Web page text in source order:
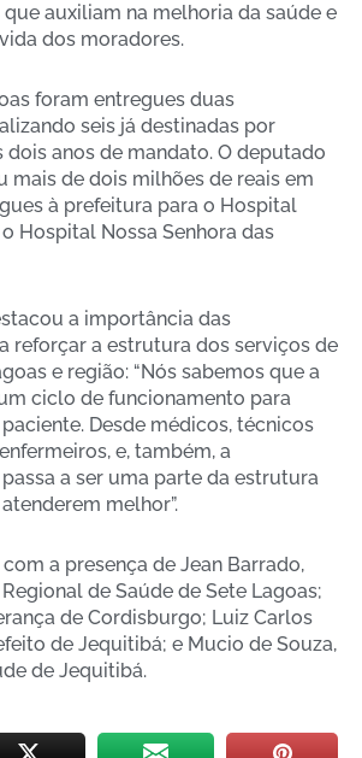
auxiliam na melhoria da saúde e
dos moradores.
foram entregues duas
seis já destinadas por
dois anos de mandato. O deputado
mais de dois milhões de reais em
à prefeitura para o Hospital
Hospital Nossa Senhora das
a importância das
reforçar a estrutura dos serviços de
e região: “Nós sabemos que a
ciclo de funcionamento para
Desde médicos, técnicos
e, também, a
a ser uma parte da estrutura
melhor”.
a presença de Jean Barrado,
de Saúde de Sete Lagoas;
de Cordisburgo; Luiz Carlos
de Jequitibá; e Mucio de Souza,
de Jequitibá.